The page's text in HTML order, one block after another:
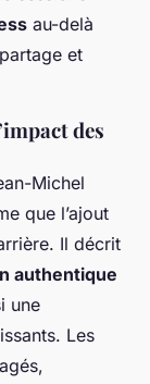
au-delà
et
des
Michel
que l’ajout
Il décrit
authentique
une
Les